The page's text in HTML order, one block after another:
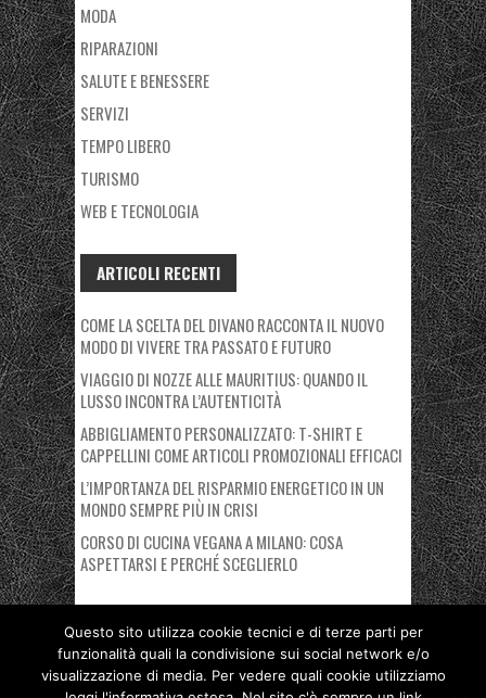
MODA
RIPARAZIONI
SALUTE E BENESSERE
SERVIZI
TEMPO LIBERO
TURISMO
WEB E TECNOLOGIA
ARTICOLI RECENTI
COME LA SCELTA DEL DIVANO RACCONTA IL NUOVO
MODO DI VIVERE TRA PASSATO E FUTURO
VIAGGIO DI NOZZE ALLE MAURITIUS: QUANDO IL
LUSSO INCONTRA L’AUTENTICITÀ
ABBIGLIAMENTO PERSONALIZZATO: T-SHIRT E
CAPPELLINI COME ARTICOLI PROMOZIONALI EFFICACI
L’IMPORTANZA DEL RISPARMIO ENERGETICO IN UN
MONDO SEMPRE PIÙ IN CRISI
CORSO DI CUCINA VEGANA A MILANO: COSA
ASPETTARSI E PERCHÉ SCEGLIERLO
Copyright © 2026 Nuovo Polo Fiera Milano. Proudly powered by
Deegita.
Questo sito utilizza cookie tecnici e di terze parti per
funzionalità quali la condivisione sui social network e/o
visualizzazione di media. Per vedere quali cookie utilizziamo